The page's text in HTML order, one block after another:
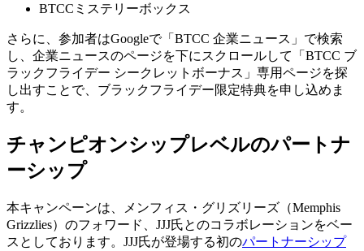
BTCCミステリーボックス
さらに、参加者はGoogleで「BTCC 企業ニュース」で検索
し、企業ニュースのページを下にスクロールして「BTCC ブ
ラックフライデー シークレットボーナス」専用ページを探
し出すことで、ブラックフライデー限定特典を申し込めま
す。
チャンピオンシップレベルのパートナ
ーシップ
本キャンペーンは、メンフィス・グリズリーズ（Memphis
Grizzlies）のフォワード、JJJ氏とのコラボレーションをベー
スとしております。JJJ氏が登場する初のパートナーシップ